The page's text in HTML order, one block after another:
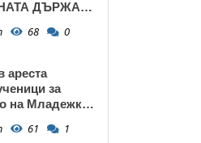
ДЪРЖАВА
68 0
ареста
за
на Младежкия
се с него и го
61 1